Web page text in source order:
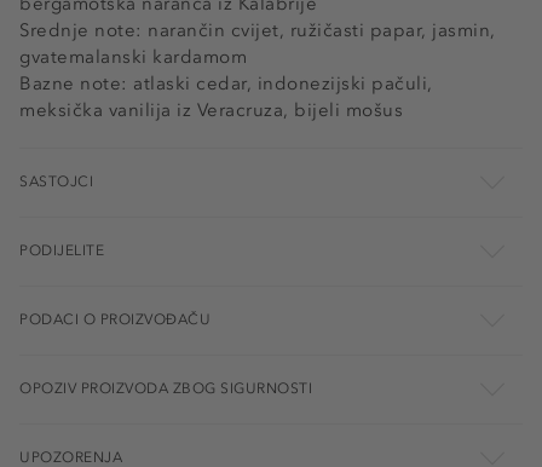
Srednje note: narančin cvijet, ružičasti papar, jasmin,
gvatemalanski kardamom
Bazne note: atlaski cedar, indonezijski pačuli,
meksička vanilija iz Veracruza, bijeli mošus
SASTOJCI
PODIJELITE
PODACI O PROIZVOĐAČU
OPOZIV PROIZVODA ZBOG SIGURNOSTI
UPOZORENJA